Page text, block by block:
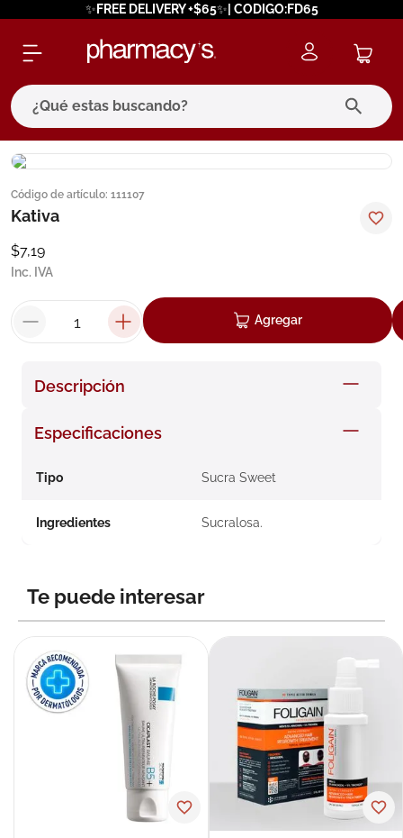
✨FREE DELIVERY +$65✨| CODIGO:FD65
¿Qué estas buscando?
Código de artículo: 111107
Kativa
$7,19
Inc. IVA
Agregar
Descripción
Especificaciones
Tipo Sucra Sweet
Ingredientes Sucralosa.
Te puede interesar
términos más buscados
1. eucerin
3
cerave
7. megacistin
10.neumoflux